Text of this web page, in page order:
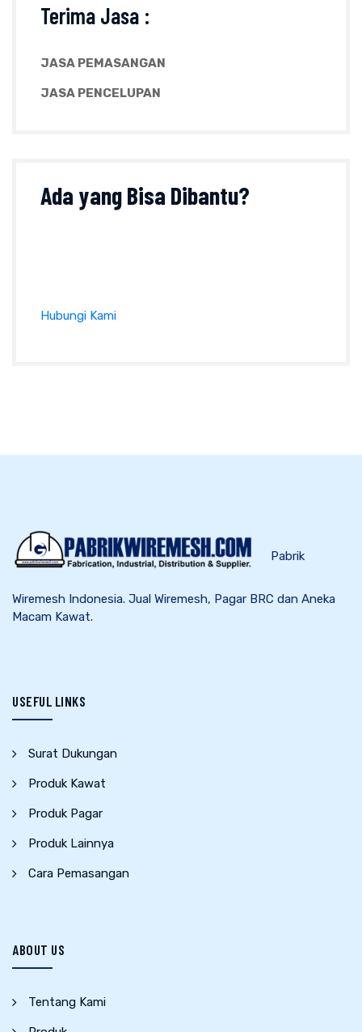
Terima Jasa :
JASA PEMASANGAN
JASA PENCELUPAN
Ada yangBisa Dibantu?
Hubungi Kami
Pabrik
Wiremesh Indonesia. Jual Wiremesh, Pagar BRC dan Aneka
Macam Kawat.
USEFUL LINKS
Surat Dukungan
Produk Kawat
Produk Pagar
Produk Lainnya
Cara Pemasangan
ABOUT US
Tentang Kami